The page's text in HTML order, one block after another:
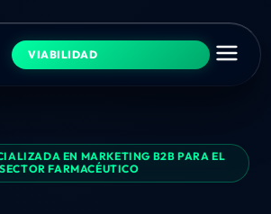
VIABILIDAD
EN MARKETING B2B PARA EL
SECTOR FARMACÉUTICO